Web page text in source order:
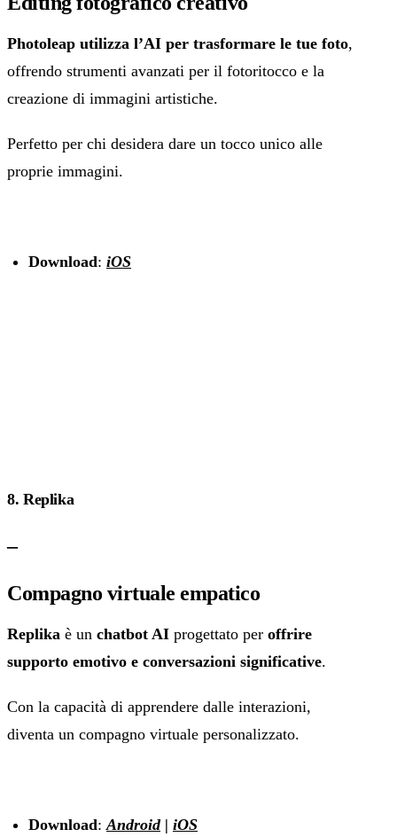
Photoleap utilizza l’AI per trasformare le tue foto,
offrendo strumenti avanzati per il fotoritocco e la
creazione di immagini artistiche.
Perfetto per chi desidera dare un tocco unico alle
proprie immagini.
Download: iOS
8. Replika
–
Compagno virtuale empatico
Replika è un chatbot AI progettato per offrire
supporto emotivo e conversazioni significative.
Con la capacità di apprendere dalle interazioni,
diventa un compagno virtuale personalizzato.
Download:Android | iOS